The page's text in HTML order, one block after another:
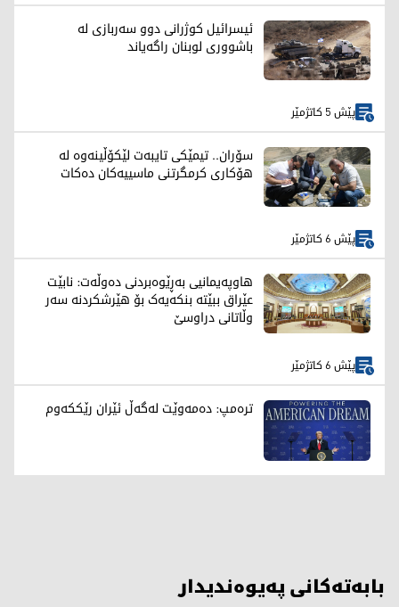
ئیسرائیل کوژرانی دوو سەربازی لە
باشووری لوبنان راگەیاند
پێش 5 کاتژمێر
سۆران.. تیمێکی تایبەت لێکۆڵینەوە لە
هۆکاری کرمگرتنی ماسییەکان دەکات
پێش 6 کاتژمێر
هاوپەیمانیی بەڕێوەبردنی دەوڵەت: نابێت
عێراق ببێتە بنکەیەک بۆ هێرشکردنە سەر
وڵاتانی دراوسێ
پێش 6 کاتژمێر
ترەمپ: دەمەوێت لەگەڵ ئێران رێککەوم
بابەتەکانی پەیوەندیدار